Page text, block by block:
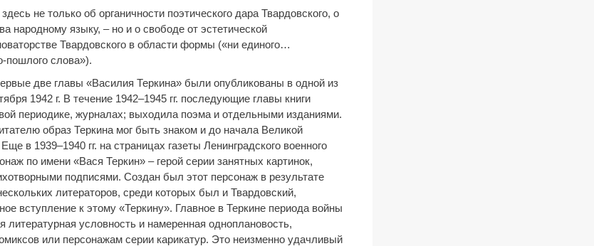
не только об органичности поэтического дара Твардовского, о
народному языку, – но и о свободе от эстетической
Твардовского в области формы («ни единого…
пошлого слова»).
две главы «Василия Теркина» были опубликованы в одной из
1942 г. В течение 1942–1945 гг. последующие главы книги
периодике, журналах; выходила поэма и отдельными изданиями.
образ Теркина мог быть знаком и до начала Великой
в 1939–1940 гг. на страницах газеты Ленинградского военного
по имени «Вася Теркин» – герой серии занятных картинок,
подписями. Создан был этот персонаж в результате
литераторов, среди которых был и Твардовский,
вступление к этому «Теркину». Главное в Теркине периода войны
литературная условность и намеренная одноплановость,
или персонажам серии карикатур. Это неизменно удачливый